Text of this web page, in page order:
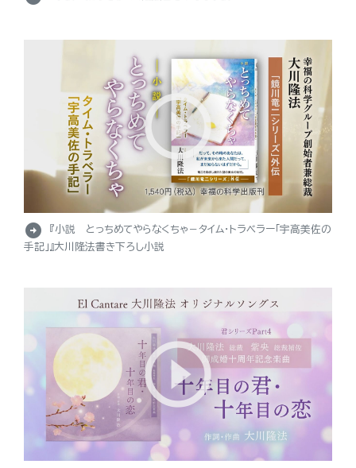
arrow_circle_right
『小説 とっちめてやらなくちゃ－タイム・トラベラー「宇高美佐の
手記」』大川隆法書き下ろし小説